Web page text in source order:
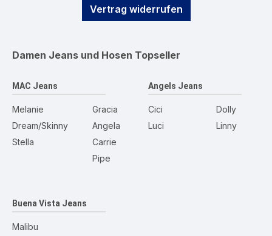
Vertrag widerrufen
Damen Jeans und Hosen Topseller
MAC Jeans
Melanie
Dream/Skinny
Stella
Gracia
Angela
Carrie
Pipe
Angels Jeans
Cici
Luci
Dolly
Linny
Buena Vista Jeans
Malibu